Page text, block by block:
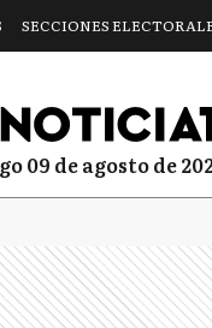
SECCIONES
09 de agosto de